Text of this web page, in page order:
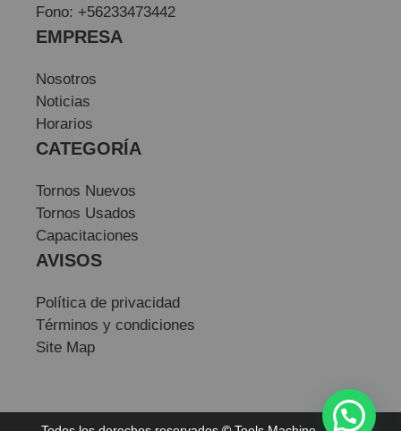
Fono: +56233473442
EMPRESA
Nosotros
Noticias
Horarios
CATEGORÍA
Tornos Nuevos
Tornos Usados
Capacitaciones
AVISOS
Política de privacidad
Términos y condiciones
Site Map